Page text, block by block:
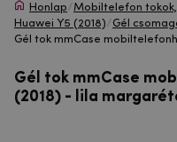
Honlap/Mobiltelefon
Huawei Y5 (2018)/Gél
Gél tok mmCase
Gél tok mmCase
(2018) - lila